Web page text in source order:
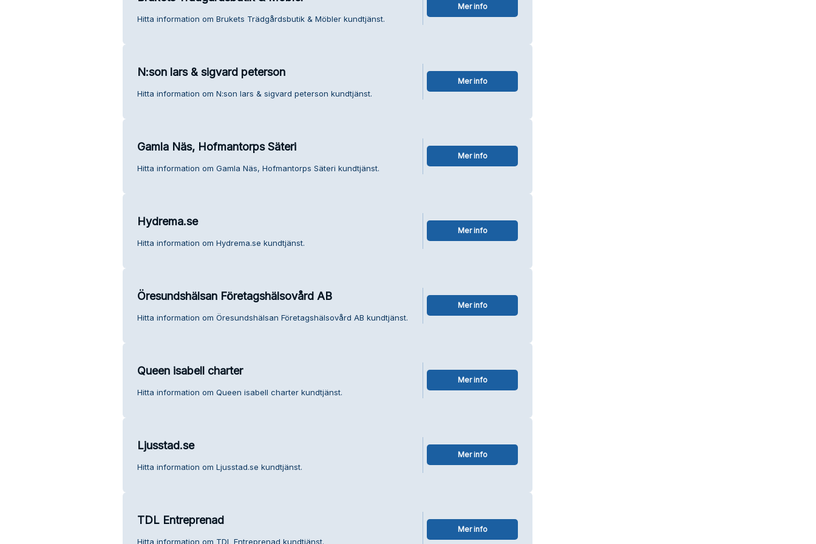
Hitta information om Brukets Trädgårdsbutik & Möbler kundtjänst.
Mer info
N:son lars & sigvard peterson
Hitta information om N:son lars & sigvard peterson kundtjänst.
Mer info
Gamla Näs, Hofmantorps Säteri
Hitta information om Gamla Näs, Hofmantorps Säteri kundtjänst.
Mer info
Hydrema.se
Hitta information om Hydrema.se kundtjänst.
Mer info
Öresundshälsan Företagshälsovård AB
Hitta information om Öresundshälsan Företagshälsovård AB kundtjänst.
Mer info
Queen isabell charter
Hitta information om Queen isabell charter kundtjänst.
Mer info
Ljusstad.se
Hitta information om Ljusstad.se kundtjänst.
Mer info
TDL Entreprenad
Hitta information om TDL Entreprenad kundtjänst.
Mer info